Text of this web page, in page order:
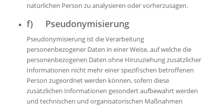
natürlichen Person zu analysieren oder vorherzusagen.
f) Pseudonymisierung
Pseudonymisierung ist die Verarbeitung
personenbezogener Daten in einer Weise, auf welche die
personenbezogenen Daten ohne Hinzuziehung zusätzlicher
Informationen nicht mehr einer spezifischen betroffenen
Person zugeordnet werden können, sofern diese
zusätzlichen Informationen gesondert aufbewahrt werden
und technischen und organisatorischen Maßnahmen